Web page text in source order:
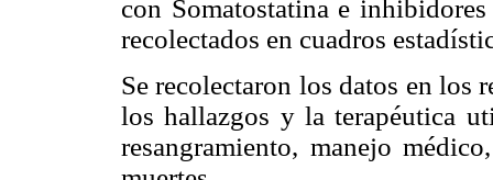
con Somatostatina e
recolectados en cuadros
Se recolectaron los datos en los
los hallazgos y la terapéutica
resangramiento, manejo